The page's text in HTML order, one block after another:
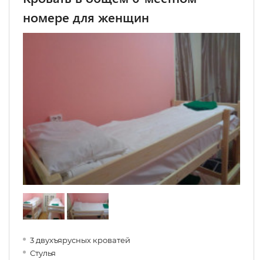
номере для женщин
3 двухъярусных кроватей
Стулья